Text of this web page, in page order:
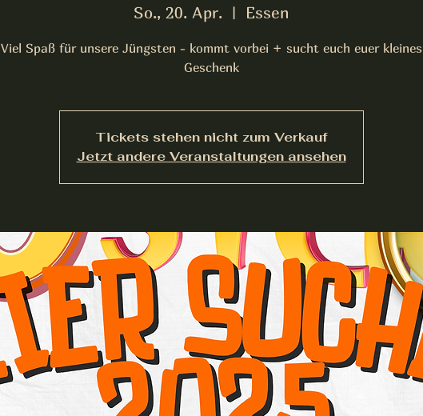
So., 20. Apr.
  |
Essen
Viel Spaß für unsere Jüngsten - kommt vorbei + sucht euch euer kleines
Geschenk
Tickets stehen nicht zum Verkauf
Jetzt andere Veranstaltungen ansehen